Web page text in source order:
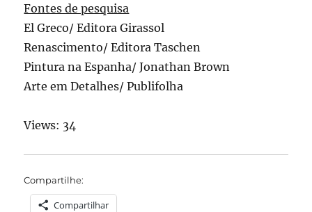
Fontes de pesquisa
El Greco/ Editora Girassol
Renascimento/ Editora Taschen
Pintura na Espanha/ Jonathan Brown
Arte em Detalhes/ Publifolha
Views: 34
Compartilhe:
Compartilhar